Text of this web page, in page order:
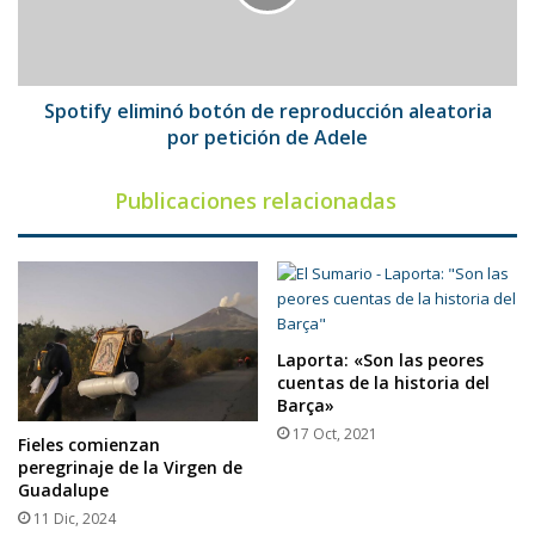
de
AdeleSpotify eliminó botón de reproducción aleatoria
por petición de Adele
Publicaciones relacionadas
Fieles comienzan
peregrinaje de la Virgen de
Guadalupe
11 Dic, 2024
Laporta: «Son las peores
cuentas de la historia del
Barça»
17 Oct, 2021